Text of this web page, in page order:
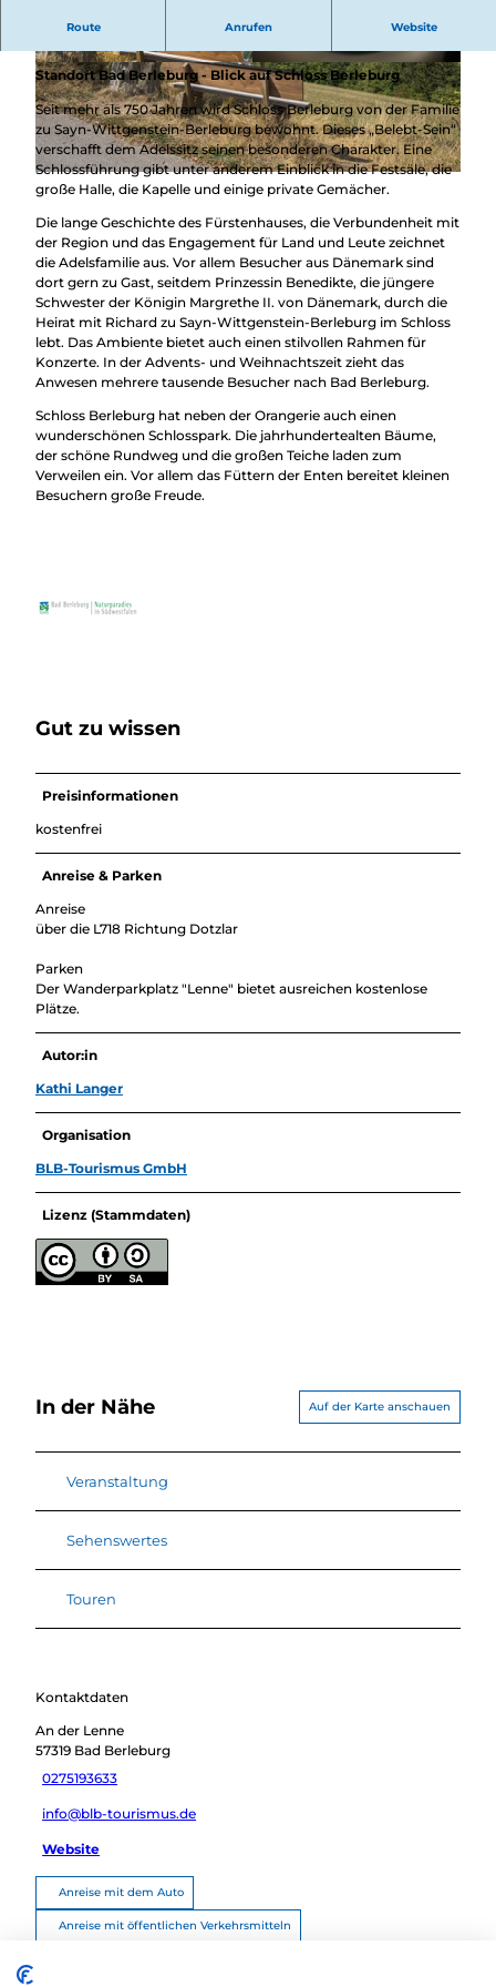
Camping &
Trekkingplätze
bei uns
unterwegs
© Achim Meurer, REACT-EU / Kreis Siegen-Wit
tgenstein |CC-BY-SA
© Achim Meurer, REACT-EU / Kreis Siegen-Wit
tgenstein |CC-BY-SA
Route Anrufen Website
Augensteine verbinden Natur und Kulturerlebnisse - und
Standort Bad Berleburg - Blick auf Schloss Berleburg
Seit mehr als 750 Jahren wird Schloss Berleburg von der Familie
zu Sayn-Wittgenstein-Berleburg bewohnt. Dieses „Belebt-Sein“
verschafft dem Adelssitz seinen besonderen Charakter. Eine
Schlossführung gibt unter anderem Einblick in die Festsäle, die
große Halle, die Kapelle und einige ­private Gemächer.
Die lange Geschichte des Fürstenhauses, die Verbundenheit mit
der Region und das Engagement für Land und Leute zeichnet
die Adelsfamilie aus. Vor allem Besucher aus Dänemark sind
dort gern zu Gast, seitdem Prinzessin Benedikte, die jüngere
Schwester der Königin Margrethe II. von Dänemark, durch die
Heirat mit Richard zu Sayn-Wittgenstein-Berleburg im Schloss
lebt. Das Ambiente bietet auch einen stilvollen Rahmen für
Konzerte. In der Advents- und Weihnachtszeit zieht das
Anwesen mehrere tausende Besucher nach Bad Berleburg.
Schloss Berleburg hat neben der Orangerie auch einen
wunderschönen Schlosspark. Die jahrhundertealten Bäume,
der schöne Rundweg und die großen Teiche laden zum
Verweilen ein. Vor allem das Füttern der Enten bereitet kleinen
Besuchern große Freude.
Gut zu wissen
Preisinformationen
kostenfrei
Anreise & Parken
Anreise
über die L718 Richtung Dotzlar
Parken
Der Wanderparkplatz "Lenne" bietet ausreichen kostenlose
Plätze.
Autor:in
Kathi Langer
Organisation
BLB-Tourismus GmbH
Lizenz (Stammdaten)
In der Nähe Auf der Karte anschauen
Veranstaltung
Sehenswertes
Touren
Kontaktdaten
An der Lenne
57319 Bad Berleburg
0275193633
info@blb-tourismus.de
Website
Anreise mit dem Auto
Anreise mit öffentlichen Verkehrsmitteln